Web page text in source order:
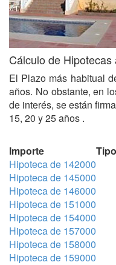
Cálculo de
El Plazo más habitual
años. No obstante, en
de interés, se están
15, 20 y 25 años .
Importe
Tipo
Hipoteca de 142000
Hipoteca de 145000
Hipoteca de 146000
Hipoteca de 151000
Hipoteca de 154000
Hipoteca de 157000
Hipoteca de 158000
Hipoteca de 159000